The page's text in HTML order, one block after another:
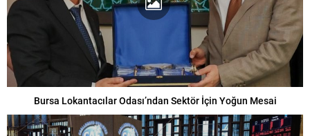
Bursa Lokantacılar Odası’ndan Sektör İçin Yoğun Mesai